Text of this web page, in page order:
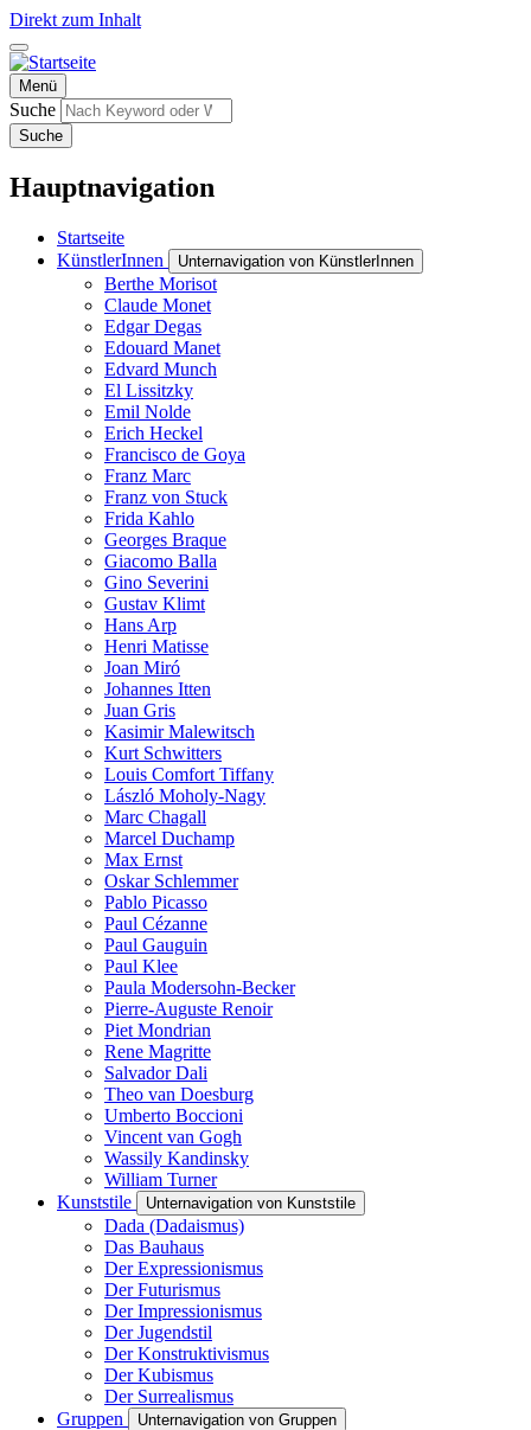
Direkt zum Inhalt
Menü
Suche
Suche
Hauptnavigation
Startseite
KünstlerInnen
Unternavigation von KünstlerInnen
Berthe Morisot
Claude Monet
Edgar Degas
Edouard Manet
Edvard Munch
El Lissitzky
Emil Nolde
Erich Heckel
Francisco de Goya
Franz Marc
Franz von Stuck
Frida Kahlo
Georges Braque
Giacomo Balla
Gino Severini
Gustav Klimt
Hans Arp
Henri Matisse
Joan Miró
Johannes Itten
Juan Gris
Kasimir Malewitsch
Kurt Schwitters
Louis Comfort Tiffany
László Moholy-Nagy
Marc Chagall
Marcel Duchamp
Max Ernst
Oskar Schlemmer
Pablo Picasso
Paul Cézanne
Paul Gauguin
Paul Klee
Paula Modersohn-Becker
Pierre-Auguste Renoir
Piet Mondrian
Rene Magritte
Salvador Dali
Theo van Doesburg
Umberto Boccioni
Vincent van Gogh
Wassily Kandinsky
William Turner
Kunststile
Unternavigation von Kunststile
Dada (Dadaismus)
Das Bauhaus
Der Expressionismus
Der Futurismus
Der Impressionismus
Der Jugendstil
Der Konstruktivismus
Der Kubismus
Der Surrealismus
Gruppen
Unternavigation von Gruppen